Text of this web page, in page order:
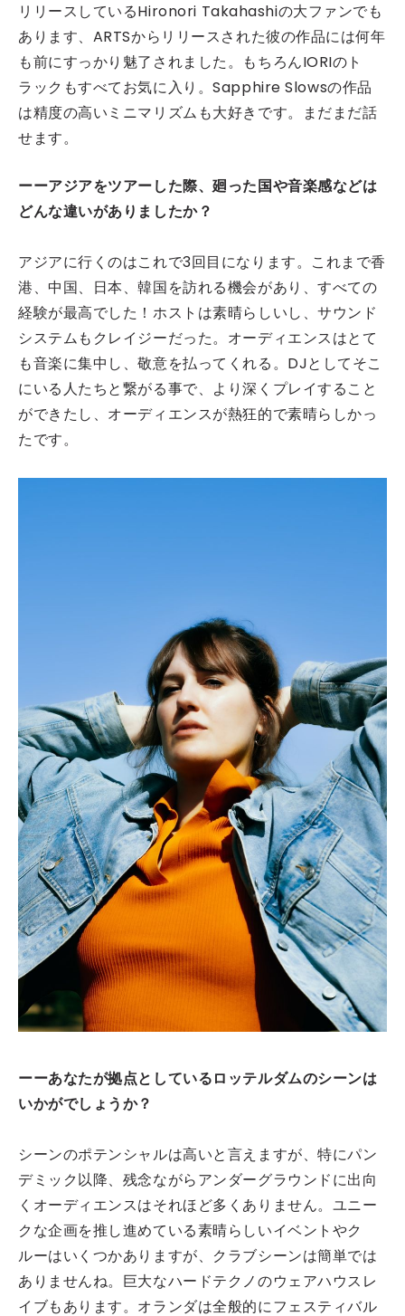
リリースしているHironori Takahashiの大ファンでも
あります、ARTSからリリースされた彼の作品には何年
も前にすっかり魅了されました。もちろんIORIのト
ラックもすべてお気に入り。Sapphire Slowsの作品
は精度の高いミニマリズムも大好きです。まだまだ話
せます。
ーーアジアをツアーした際、廻った国や音楽感などは
どんな違いがありましたか？
アジアに行くのはこれで3回目になります。これまで香
港、中国、日本、韓国を訪れる機会があり、すべての
経験が最高でした！ホストは素晴らしいし、サウンド
システムもクレイジーだった。オーディエンスはとて
も音楽に集中し、敬意を払ってくれる。DJとしてそこ
にいる人たちと繋がる事で、より深くプレイすること
ができたし、オーディエンスが熱狂的で素晴らしかっ
たです。
ーーあなたが拠点としているロッテルダムのシーンは
いかがでしょうか？
シーンのポテンシャルは高いと言えますが、特にパン
デミック以降、残念ながらアンダーグラウンドに出向
くオーディエンスはそれほど多くありません。ユニー
クな企画を推し進めている素晴らしいイベントやク
ルーはいくつかありますが、クラブシーンは簡単では
ありませんね。巨大なハードテクノのウェアハウスレ
イブもあります。オランダは全般的にフェスティバル